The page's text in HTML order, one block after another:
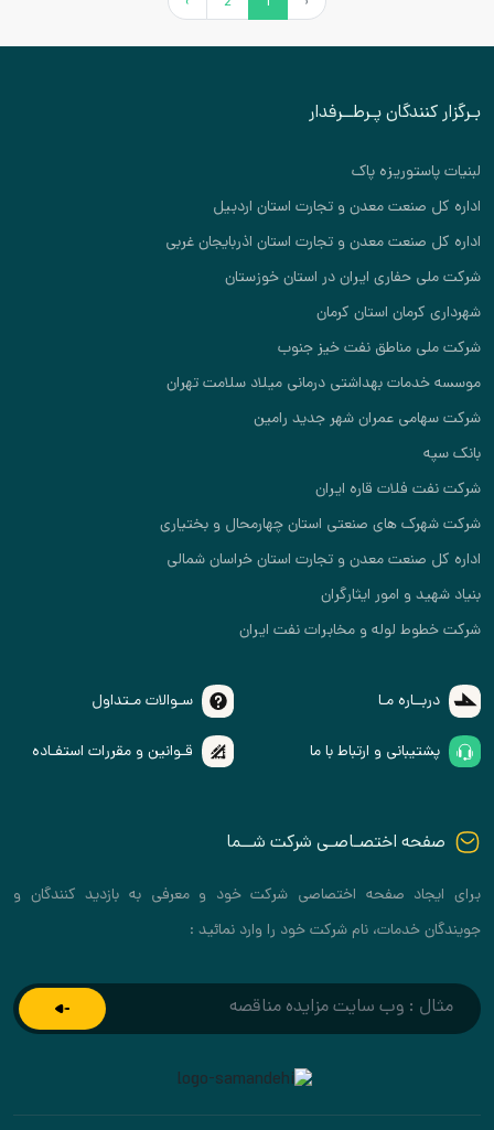
بـرگزار کنندگان پـرطــرفدار
لبنیات پاستوریزه پاک
اداره کل صنعت معدن و تجارت استان اردبیل
اداره کل صنعت معدن و تجارت استان اذربایجان غربی
شرکت ملی حفاری ایران در استان خوزستان
شهرداری کرمان استان کرمان
شرکت ملی مناطق نفت خیز جنوب
موسسه خدمات بهداشتی درمانی میلاد سلامت تهران
شرکت سهامی عمران شهر جدید رامین
بانک سپه
شرکت نفت فلات قاره ایران
شرکت شهرک های صنعتی استان چهارمحال و بختیاری
اداره کل صنعت معدن و تجارت استان خراسان شمالی
بنیاد شهید و امور ایثارگران
شرکت خطوط لوله و مخابرات نفت ایران
دربــاره مـا سـوالات مـتداول
پشتیبانی و ارتباط با ما قـوانین و مقررات استفـاده
صفحه اختصـاصـی شرکت شــما
برای ایجاد صفحه اختصاصی شرکت خود و معرفی به بازدید کنندگان و
جویندگان خدمات، نام شرکت خود را وارد نمائید :